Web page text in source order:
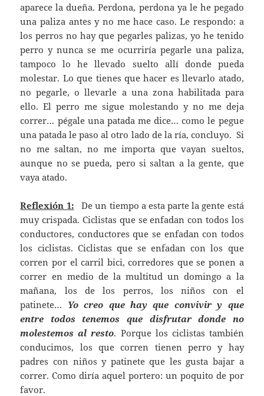
aparece la dueña. Perdona, perdona ya le he pegado
una paliza antes y no me hace caso. Le respondo: a
los perros no hay que pegarles palizas, yo he tenido
perro y nunca se me ocurriría pegarle una paliza,
tampoco lo he llevado suelto allí donde pueda
molestar. Lo que tienes que hacer es llevarlo atado,
no pegarle, o llevarle a una zona habilitada para
ello. El perro me sigue molestando y no me deja
correr… pégale una patada me dice… como le pegue
una patada le paso al otro lado de la ría, concluyo. Si
no me saltan, no me importa que vayan sueltos,
aunque no se pueda, pero si saltan a la gente, que
vaya atado.
Reflexión 1: De un tiempo a esta parte la gente está
muy crispada. Ciclistas que se enfadan con todos los
conductores, conductores que se enfadan con todos
los ciclistas. Ciclistas que se enfadan con los que
corren por el carril bici, corredores que se ponen a
correr en medio de la multitud un domingo a la
mañana, los de los perros, los niños con el
patinete… Yo creo que hay que convivir y que
entre todos tenemos que disfrutar donde no
molestemos al resto. Porque los ciclistas también
conducimos, los que corren tienen perro y hay
padres con niños y patinete que les gusta bajar a
correr. Como diría aquel portero: un poquito de por
favor.